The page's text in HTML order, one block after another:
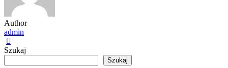
Author
admin
Szukaj
Szukaj